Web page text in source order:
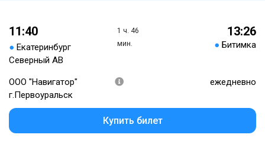
11:40
● Екатеринбург
Северный АВ
1 ч. 46
мин.
13:26
● Битимка
ООО "Навигатор"
г.Первоуральск
ежедневно
Купить билет